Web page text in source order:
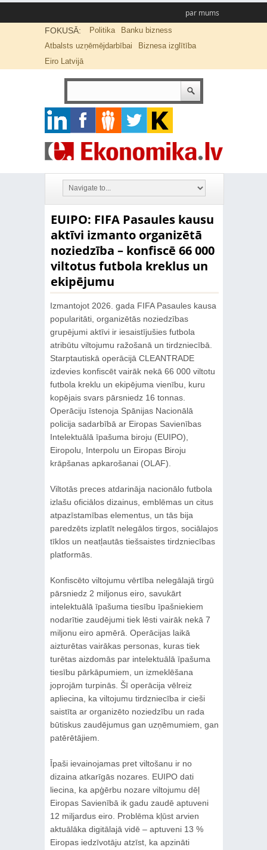
par mums
FOKUSĀ: Politika
Banku bizness
Atbalsts uzņēmējdarbībai
Biznesa izglītība
Eiro Latvijā
EUIPO: FIFA Pasaules kausu
aktīvi izmanto organizētā
noziedzība – konfiscē 66 000
viltotus futbola kreklus un
ekipējumu
Izmantojot 2026. gada FIFA Pasaules kausa
popularitāti, organizētās noziedzības
grupējumi aktīvi ir iesaistījušies futbola
atribūtu viltojumu ražošanā un tirdzniecībā.
Starptautiskā operācijā CLEANTRADE
izdevies konfiscēt vairāk nekā 66 000 viltotu
futbola kreklu un ekipējuma vienību, kuru
kopējais svars pārsniedz 16 tonnas.
Operāciju īstenoja Spānijas Nacionālā
policija sadarbībā ar Eiropas Savienības
Intelektuālā īpašuma biroju (EUIPO),
Eiropolu, Interpolu un Eiropas Biroju
krāpšanas apkarošanai (OLAF).
Viltotās preces atdarināja nacionālo futbola
izlašu oficiālos dizainus, emblēmas un citus
atpazīstamības elementus, un tās bija
paredzēts izplatīt nelegālos tirgos, sociālajos
tīklos un neatļautās tiešsaistes tirdzniecības
platformās.
Konfiscēto viltojumu vērtība nelegālajā tirgū
pārsniedz 2 miljonus eiro, savukārt
intelektuālā īpašuma tiesību īpašniekiem
nodarītie zaudējumi tiek lēsti vairāk nekā 7
miljonu eiro apmērā. Operācijas laikā
aizturētas vairākas personas, kuras tiek
turētas aizdomās par intelektuālā īpašuma
tiesību pārkāpumiem, un izmeklēšana
joprojām turpinās. Šī operācija vēlreiz
apliecina, ka viltojumu tirdzniecība ir cieši
saistīta ar organizēto noziedzību un rada
būtiskus zaudējumus gan uzņēmumiem, gan
patērētājiem.
Īpaši ievainojamas pret viltošanu ir no
dizaina atkarīgās nozares. EUIPO dati
liecina, ka apģērbu nozare viltojumu dēļ
Eiropas Savienībā ik gadu zaudē aptuveni
12 miljardus eiro. Problēma kļūst arvien
aktuālāka digitālajā vidē – aptuveni 13 %
Eiropas iedzīvotāju atzīst, ka apzināti